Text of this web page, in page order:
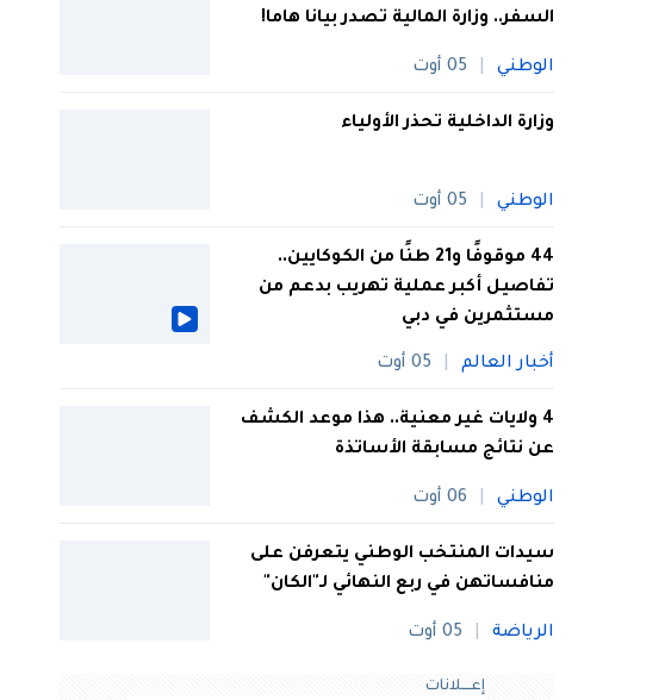
السفر.. وزارة المالية تصدر بيانا هاما!
الوطني 05 أوت
وزارة الداخلية تحذر الأولياء
الوطني 05 أوت
44 موقوفًا و21 طنًا من الكوكايين..
تفاصيل أكبر عملية تهريب بدعم من
مستثمرين في دبي
أخبار العالم 05 أوت
4 ولايات غير معنية.. هذا موعد الكشف
عن نتائج مسابقة الأساتذة
الوطني 06 أوت
سيدات المنتخب الوطني يتعرفن على
منافساتهن في ربع النهائي لـ"الكان"
الرياضة 05 أوت
إعــــلانات